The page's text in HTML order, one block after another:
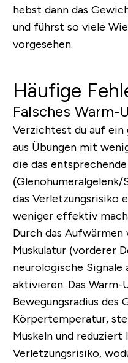
hebst dann das
und führst so viele
vorgesehen.
Häufige
Falsches Warm-
Verzichtest du auf ein
aus Übungen mit
die das
(Glenohumeralgelenk/
das Verletzungsrisiko
weniger effektiv
Durch das
Muskulatur (vorderer
neurologische Signale
aktivieren. Das Warm-
Bewegungsradius des
Körpertemperatur,
Muskeln und reduziert
Verletzungsrisiko,